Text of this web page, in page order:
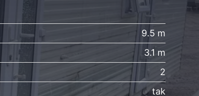
9.5 m
3.1 m
2
tak